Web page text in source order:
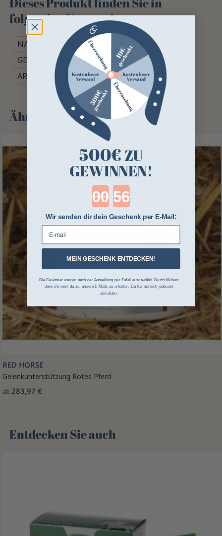
folgenden Kategorien
NAHRUNGSERGÄNZUNGSMITTEL
GELENKE PFERD
TRAINING UND ARBEIT
ARTHROSE PFERD
Ähnliche Produkte
RED HORSE
Gelenkunterstützung Rotes Pferd
ab 283,97 €
Entdecken Sie auch 🌻
500€ ZU
GEWINNEN!
Countdown ends in:
Wir senden dir dein Geschenk per E-Mail:
MEIN GESCHENK ENTDECKEN!
Die Gewinner werden nach der Anmeldung per Zufall ausgewählt. Durch Klicken
oben stimmst du zu, unsere E-Mails zu erhalten. Du kannst dich jederzeit
abmelden.